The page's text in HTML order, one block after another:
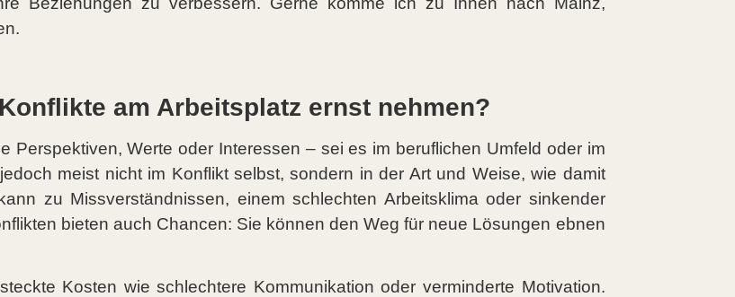
am Arbeitsplatz ernst nehmen?
Perspektiven, Werte oder Interessen – sei es im beruflichen Umfeld oder im
meist nicht im Konflikt selbst, sondern in der Art und Weise, wie damit
zu Missverständnissen, einem schlechten Arbeitsklima oder sinkender
bieten auch Chancen: Sie können den Weg für neue Lösungen ebnen
Kosten wie schlechtere Kommunikation oder verminderte Motivation.